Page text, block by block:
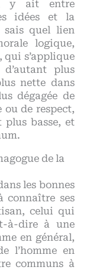
y ait entre
idées et la
quel lien
logique,
s’applique
plus
nette dans
dégagée de
ou de respect,
plus basse, et
de la
les bonnes
connaître ses
celui qui
à-dire à une
en général,
l’homme en
communs à